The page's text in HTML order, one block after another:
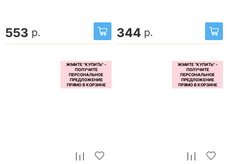
553 р. 344 р.